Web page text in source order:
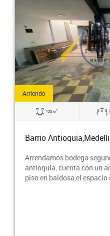
Arriendo
123 m2
Barrio
Arrendamos bodega
antioquia, cuenta con un
piso en baldosa,el